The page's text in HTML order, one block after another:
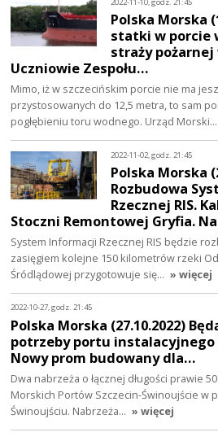
Polska Morska
statki w porcie
straży pożarnej
Uczniowie Zespołu…
Mimo, iż w szczecińskim porcie nie ma
przystosowanych do 12,5 metra, to sam
pogłębieniu toru wodnego. Urząd Morski…
2022-11-02, godz. 21:45
Polska Morska
Rozbudowa
Rzecznej RIS.
Stoczni Remontowej Gryfia.
System Informacji Rzecznej RIS będzie
zasięgiem kolejne 150 kilometrów rzeki
Śródlądowej przygotowuje się… » więcej
2022-10-27, godz. 21:45
Polska Morska (27.10.2022)
potrzeby portu instalacyjnego
Nowy prom budowany dla…
Dwa nabrzeża o łącznej długości prawie
Morskich Portów Szczecin-Świnoujście w
Świnoujściu. Nabrzeża… » więcej